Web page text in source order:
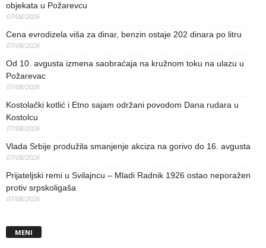
objekata u Požarevcu
07/08/2026
Cena evrodizela viša za dinar, benzin ostaje 202 dinara po litru
07/08/2026
Od 10. avgusta izmena saobraćaja na kružnom toku na ulazu u
Požarevac
07/08/2026
Kostolački kotlić i Etno sajam održani povodom Dana rudara u
Kostolcu
07/08/2026
Vlada Srbije produžila smanjenje akciza na gorivo do 16. avgusta
07/08/2026
Prijateljski remi u Svilajncu – Mladi Radnik 1926 ostao neporažen
protiv srpskoligaša
07/08/2026
MENI